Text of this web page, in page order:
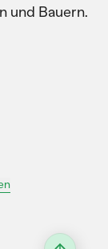
und Bauern.